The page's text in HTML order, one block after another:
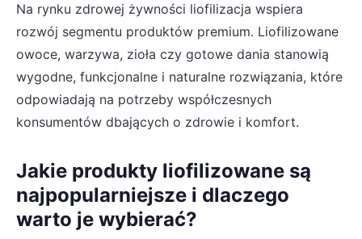
Na rynku zdrowej żywności liofilizacja wspiera
rozwój segmentu produktów premium. Liofilizowane
owoce, warzywa, zioła czy gotowe dania stanowią
wygodne, funkcjonalne i naturalne rozwiązania, które
odpowiadają na potrzeby współczesnych
konsumentów dbających o zdrowie i komfort.
Jakie produkty liofilizowane są
najpopularniejsze i dlaczego
warto je wybierać?